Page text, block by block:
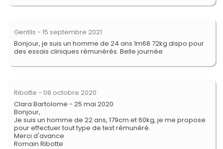
Gentils - 15 septembre 2021
Bonjour, je suis un homme de 24 ans 1m68 72kg dispo pour
des essais cliniques rémunérés. Belle journée
Ribotte - 08 octobre 2020
Clara Bartolome - 25 mai 2020
Bonjour,
Je suis un homme de 22 ans, 179cm et 60kg, je me propose
pour effectuer tout type de test rémunéré.
Merci d'avance
Romain Ribotte